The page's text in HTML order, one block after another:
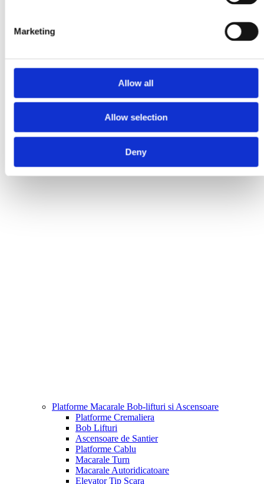
Marketing
Allow all
Allow selection
Deny
Tubulatura Evacuare
Parapeti Lestabili
Platforme Macarale Bob-lifturi si Ascensoare
Platforme Cremaliera
Bob Lifturi
Ascensoare de Santier
Platforme Cablu
Macarale Turn
Macarale Autoridicatoare
Elevator Tip Scara